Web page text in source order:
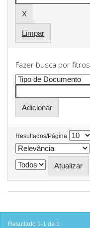
Limpar
Fazer busca por fitros
Resultados/Página
Resultado 1-1 de 1.